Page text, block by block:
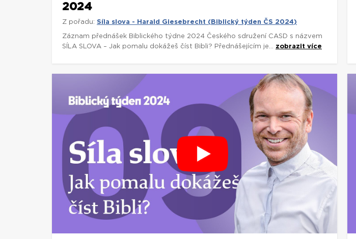
2024
Z pořadu: Síla slova - Harald Giesebrecht (Biblický týden ČS 2024)
Záznam přednášek Biblického týdne 2024 Českého sdružení CASD s názvem
SÍLA SLOVA – Jak pomalu dokážeš číst Bibli? Přednášejícím je... zobrazit více